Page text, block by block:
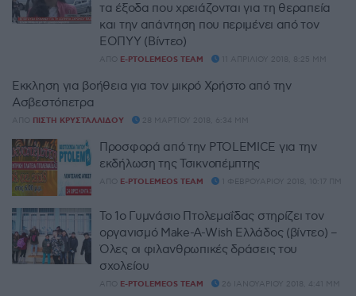
τα έξοδα που χρειάζονται για τη θεραπεία
και την απάντηση που περιμένει από τον
ΕΟΠΥΥ (Βίντεο)
ΑΠΌ E-PTOLEMEOS TEAM 11 ΑΠΡΙΛΊΟΥ 2018, 8:25 ΜΜ
Έκκληση για βοήθεια για τον μικρό Χρήστο από την
Ασβεστόπετρα
ΑΠΌ ΠΊΣΤΗ ΚΡΥΣΤΑΛΛΊΔΟΥ 28 ΜΑΡΤΊΟΥ 2018, 6:34 ΜΜ
Προσφορά από την PTOLEMICE για την
εκδήλωση της Τσικνοπέμπτης
ΑΠΌ E-PTOLEMEOS TEAM 1 ΦΕΒΡΟΥΑΡΊΟΥ 2018, 10:17 ΠΜ
Το 1ο Γυμνάσιο Πτολεμαΐδας στηρίζει τον
οργανισμό Make-A-Wish Ελλάδος (βίντεο) –
Όλες οι φιλανθρωπικές δράσεις του
σχολείου
ΑΠΌ E-PTOLEMEOS TEAM 26 ΙΑΝΟΥΑΡΊΟΥ 2018, 4:41 ΜΜ